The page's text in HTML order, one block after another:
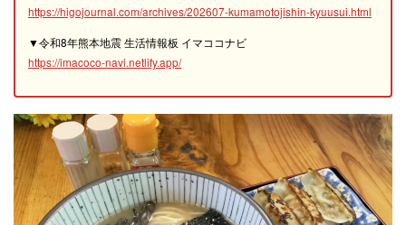
https://higojournal.com/archives/202607-kumamotojishin-kyuusui.html
▼令和8年熊本地震 生活情報板 イマココナビ
https://imacoco-navi.netlify.app/